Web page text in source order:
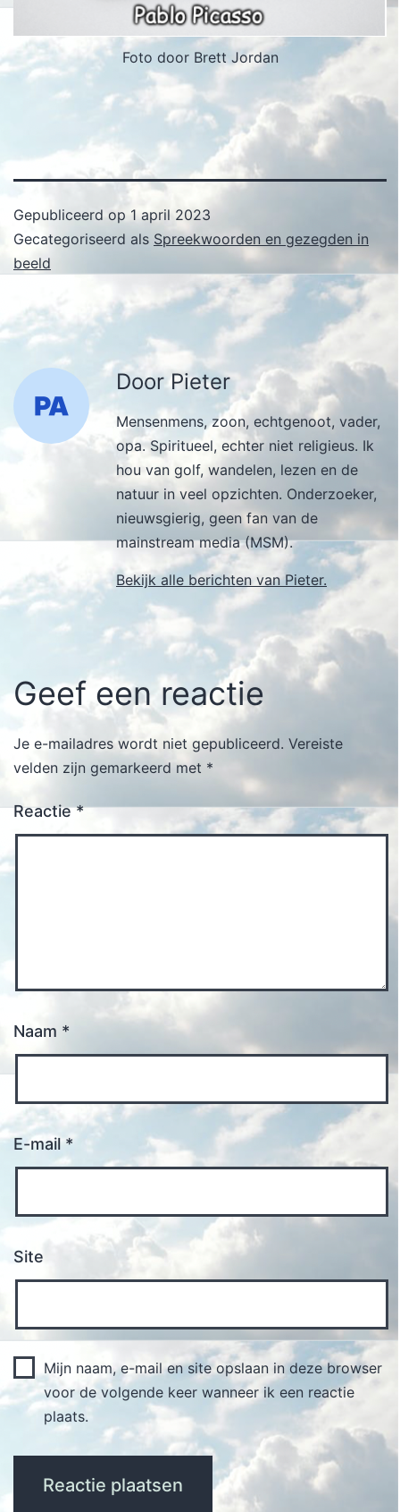
Foto door Brett Jordan
Gepubliceerd op 1 april 2023
Gecategoriseerd als Spreekwoorden en gezegden in
beeld
Door Pieter
Mensenmens, zoon, echtgenoot, vader,
opa. Spiritueel, echter niet religieus. Ik
hou van golf, wandelen, lezen en de
natuur in veel opzichten. Onderzoeker,
nieuwsgierig, geen fan van de
mainstream media (MSM).
Bekijk alle berichten van Pieter.
Geef een reactie
Je e-mailadres wordt niet gepubliceerd. Vereiste
velden zijn gemarkeerd met *
Reactie*
Naam *
E-mail*
Site
Mijn naam, e-mail en site opslaan in deze browser
voor de volgende keer wanneer ik een reactie
plaats.